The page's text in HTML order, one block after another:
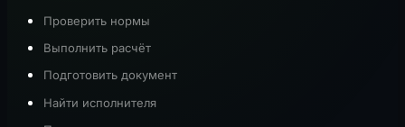
Проверить нормы
Выполнить расчёт
Подготовить документ
Найти исполнителя